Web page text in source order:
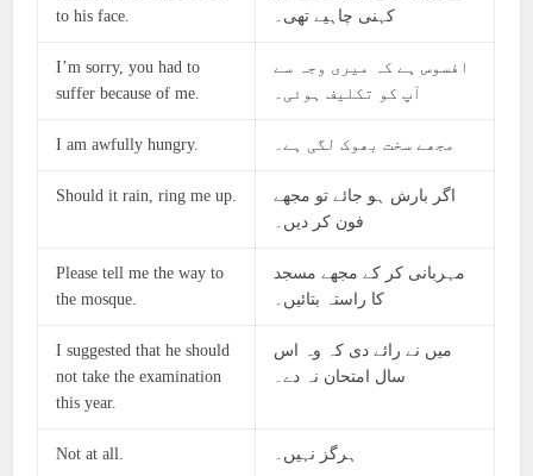
to his face.
کہنی چاہیے تھی۔
I’m sorry, you had to
suffer because of me.
افسوس ہے کہ میری وجہ سے
آپ کو تکلیف ہوئی۔
I am awfully hungry. مجھے سخت بھوک لگی ہے۔
Should it rain, ring me up.
اگر بارش ہو جائے تو مجھے
فون کر دیں۔
Please tell me the way to
the mosque.
مہربانی کر کے مجھے مسجد
کا راستہ بتائیں۔
I suggested that he should
not take the examination
this year.
میں نے رائے دی کہ وہ اس
سال امتحان نہ دے۔
Not at all. ہرگز نہیں۔